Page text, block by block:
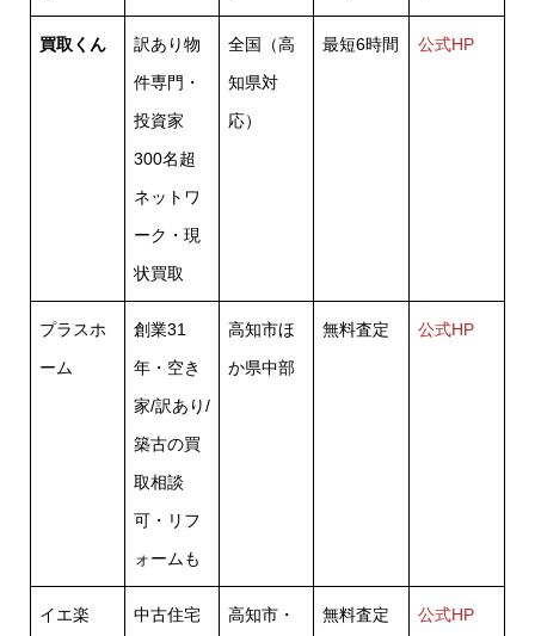
買取くん
訳あり物
件専門・
投資家
300名超
ネットワ
ーク・現
状買取
全国（高
知県対
応）
最短6時間 公式HP
プラスホ
ーム
創業31
年・空き
家/訳あり/
築古の買
取相談
可・リフ
ォームも
高知市ほ
か県中部
無料査定 公式HP
イエ楽
中古住宅
高知市・
無料査定 公式HP